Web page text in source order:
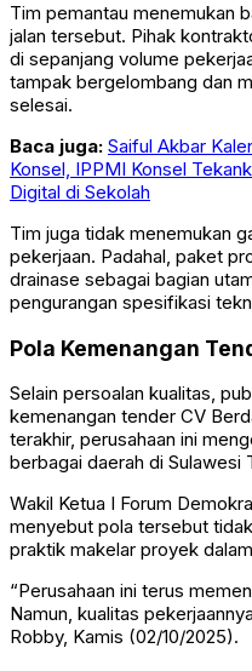
Tim pemantau menemukan
jalan tersebut. Pihak
di sepanjang volume
tampak bergelombang dan
selesai.
Baca juga: Saiful Akbar
Konsel, IPPMI Konsel
Digital di Sekolah
Tim juga tidak menemukan
pekerjaan. Padahal, paket
drainase sebagai bagian
pengurangan spesifikasi
Pola Kemenangan
Selain persoalan kualitas,
kemenangan tender CV
terakhir, perusahaan ini
berbagai daerah di Sulawesi
Wakil Ketua I Forum
menyebut pola tersebut
praktik makelar proyek
“Perusahaan ini terus
Namun, kualitas
Robby, Kamis (02/10/2025).